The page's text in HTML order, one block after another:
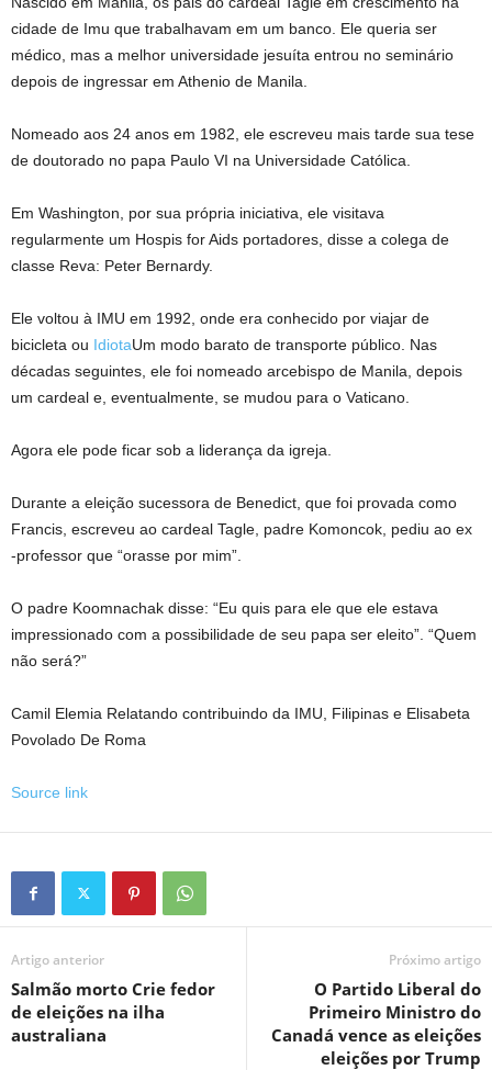
cidade de Imu que trabalhavam em um banco. Ele queria ser
médico, mas a melhor universidade jesuíta entrou no seminário
depois de ingressar em Athenio de Manila.
Nomeado aos 24 anos em 1982, ele escreveu mais tarde sua tese
de doutorado no papa Paulo VI na Universidade Católica.
Em Washington, por sua própria iniciativa, ele visitava
regularmente um Hospis for Aids portadores, disse a colega de
classe Reva: Peter Bernardy.
Ele voltou à IMU em 1992, onde era conhecido por viajar de
bicicleta ou IdiotaUm modo barato de transporte público. Nas
décadas seguintes, ele foi nomeado arcebispo de Manila, depois
um cardeal e, eventualmente, se mudou para o Vaticano.
Agora ele pode ficar sob a liderança da igreja.
Durante a eleição sucessora de Benedict, que foi provada como
Francis, escreveu ao cardeal Tagle, padre Komoncok, pediu ao ex
-professor que “orasse por mim”.
O padre Koomnachak disse: “Eu quis para ele que ele estava
impressionado com a possibilidade de seu papa ser eleito”. “Quem
não será?”
Camil Elemia Relatando contribuindo da IMU, Filipinas e Elisabeta
Povolado De Roma
Source link
Artigo anterior
Salmão morto Crie fedor
de eleições na ilha
australiana
Próximo artigo
O Partido Liberal do
Primeiro Ministro do
Canadá vence as eleições
eleições por Trump